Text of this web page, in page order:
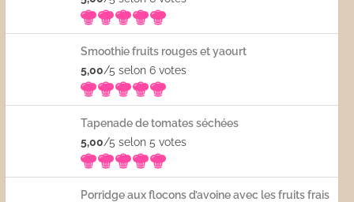
Smoothie fruits rouges et yaourt
5,00/5 selon 6votes
Tapenade de tomates séchées
5,00/5 selon 5votes
Porridge aux flocons d’avoine avec les fruits frais